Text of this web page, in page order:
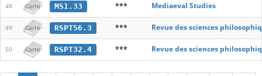
48 Carte MS1.33 *** Mediaeval Studies
49 Carte RSPT56.3 *** Revue des sciences
50 Carte RSPT32.4 *** Revue des sciences